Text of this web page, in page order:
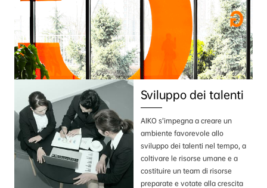
Sviluppo dei talenti
AIKO s’impegna a creare un
ambiente favorevole allo
sviluppo dei talenti nel tempo, a
coltivare le risorse umane e a
costituire un team di risorse
preparate e votate alla crescita